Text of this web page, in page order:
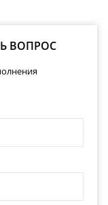
ВОПРОС